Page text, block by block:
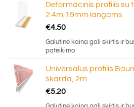
Deformacinis profilis su
2.4m,19mm langams
€4.50
Galutinė kaina gali skirtis ir
pateikimo
Universalus profilis
skarda, 2m
€5.20